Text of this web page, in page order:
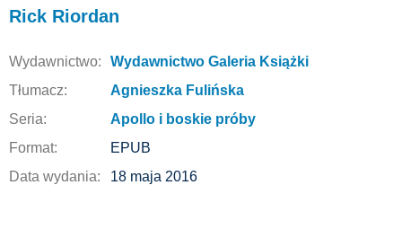
Rick Riordan
Wydawnictwo:
Wydawnictwo Galeria Książki
Tłumacz:
Agnieszka Fulińska
Seria:
Apollo i boskie próby
Format:
EPUB
Data wydania:
18 maja 2016